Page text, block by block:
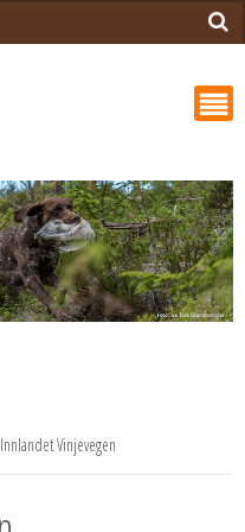
Innlandet Vinjevegen